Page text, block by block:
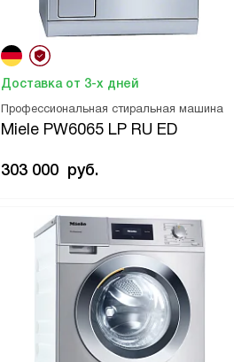
Профессиональная стиральная машина
Miele PW6065 LP RU ED
Доставка от 3-х дней
303 000 руб.